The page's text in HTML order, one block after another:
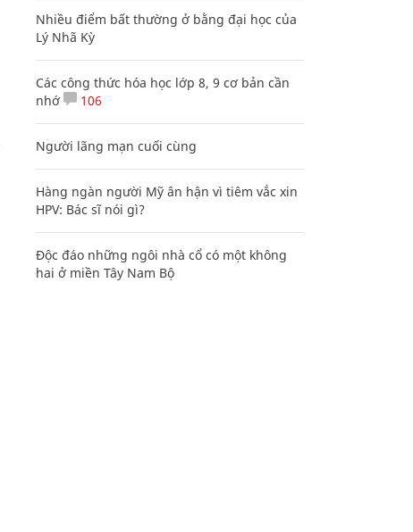
Nhiều điểm bất thường ở bằng đại học của
Lý Nhã Kỳ
Các công thức hóa học lớp 8, 9 cơ bản cần
nhớ
106
Người lãng mạn cuối cùng
Hàng ngàn người Mỹ ân hận vì tiêm vắc xin
HPV: Bác sĩ nói gì?
Độc đáo những ngôi nhà cổ có một không
hai ở miền Tây Nam Bộ